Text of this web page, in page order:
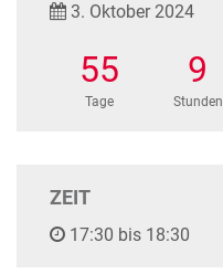
3. Oktober 2024
55
Tage
9
Stunden
ZEIT
17:30 bis 18:30